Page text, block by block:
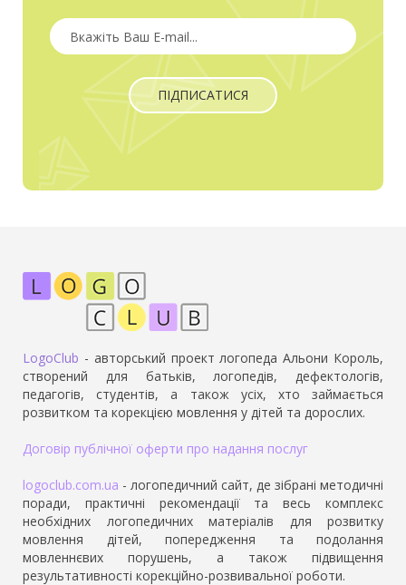
ПІДПИСАТИСЯ
LogoClub - авторський проект логопеда Альони Король,
створений для батьків, логопедів, дефектологів,
педагогів, студентів, а також усіх, хто займається
розвитком та корекцією мовлення у дітей та дорослих.
Договір публічної оферти про надання послуг
logoclub.com.ua - логопедичний сайт, де зібрані методичні
поради, практичні рекомендації та весь комплекс
необхідних логопедичних матеріалів для розвитку
мовлення дітей, попередження та подолання
мовленнєвих порушень, а також підвищення
результативності корекційно-розвивальної роботи.